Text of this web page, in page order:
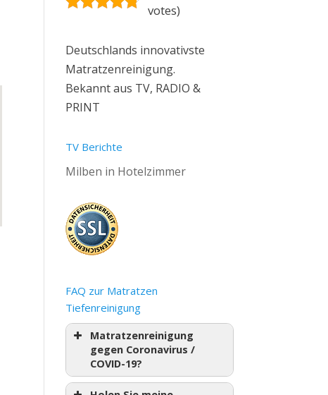
votes)
Deutschlands innovativste
Matratzenreinigung.
Bekannt aus TV, RADIO &
PRINT
TV Berichte
Milben in Hotelzimmer
FAQ zur Matratzen
Tiefenreinigung
Matratzenreinigung
gegen Coronavirus /
COVID-19?